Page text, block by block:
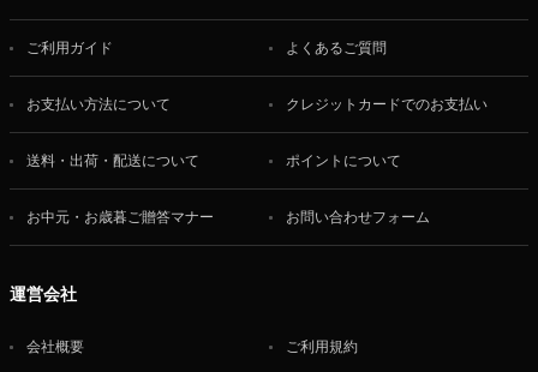
ご利用ガイド よくあるご質問
お支払い方法について クレジットカードでのお支払い
送料・出荷・配送について ポイントについて
お中元・お歳暮ご贈答マナー お問い合わせフォーム
運営会社
会社概要 ご利用規約